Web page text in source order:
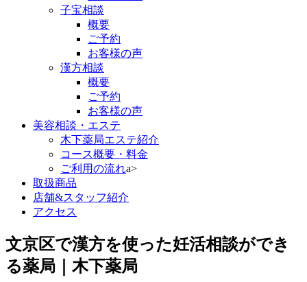
子宝相談
概要
ご予約
お客様の声
漢方相談
概要
ご予約
お客様の声
美容相談・エステ
木下薬局エステ紹介
コース概要・料金
ご利用の流れa>
取扱商品
店舗&スタッフ紹介
アクセス
文京区で漢方を使った妊活相談ができ
る薬局｜木下薬局